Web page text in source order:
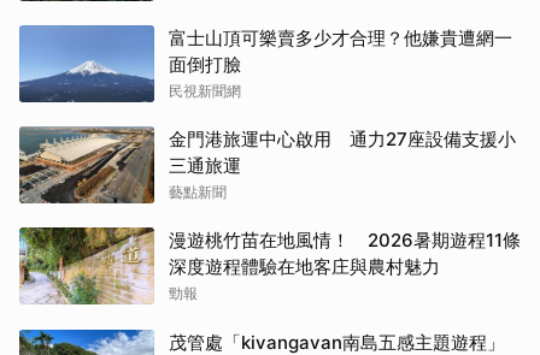
富士山頂可樂賣多少才合理？他嫌貴遭網一
面倒打臉
民視新聞網
金門港旅運中心啟用 通力27座設備支援小
三通旅運
藝點新聞
漫遊桃竹苗在地風情！ 2026暑期遊程11條
深度遊程體驗在地客庄與農村魅力
勁報
茂管處「kivangavan南島五感主題遊程」